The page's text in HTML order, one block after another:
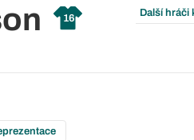
16 Další hráči